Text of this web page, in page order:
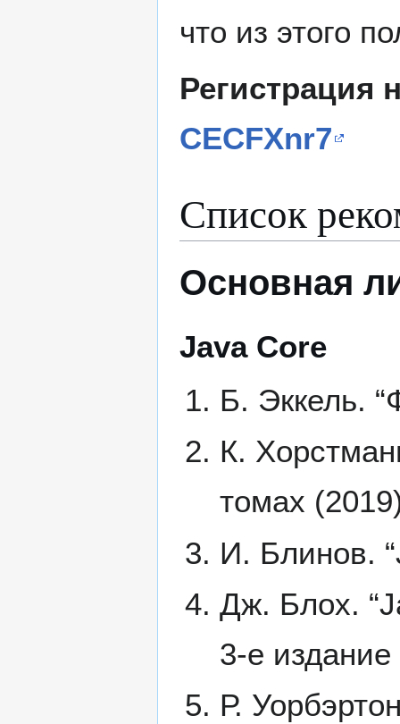
что из этого
Регистрация
CECFXnr7
Список
Основная
Java Core
Б. Эккель.
К.
томах
И. Блинов.
Дж. Блох.
3-е
Р.